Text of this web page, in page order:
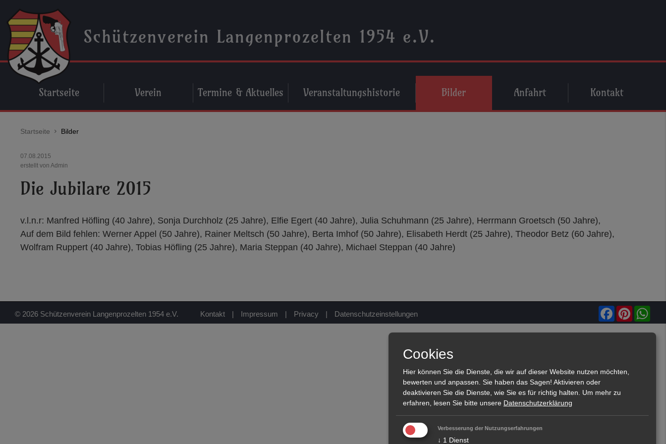
Schützenverein Langenprozelten 1954 e.V.
Startseite Verein Termine & Aktuelles Veranstaltungshistorie Bilder Anfahrt Kontakt
Startseite Bilder
07.08.2015
erstellt von Admin
Die Jubilare 2015
v.l.n.r: Manfred Höfling (40 Jahre), Sonja Durchholz (25 Jahre), Elfie Egert (40 Jahre), Julia Schuhmann (25 Jahre), Herrmann Groetsch (50 Jahre),
Auf dem Bild fehlen: Werner Appel (50 Jahre), Rainer Meltsch (50 Jahre), Berta Imhof (50 Jahre), Elisabeth Herdt (25 Jahre), Theodor Betz (60 Jahre),
Wolfram Ruppert (40 Jahre), Tobias Höfling (25 Jahre), Maria Steppan (40 Jahre), Michael Steppan (40 Jahre)
© 2026 Schützenverein Langenprozelten 1954 e.V. Kontakt | Impressum | Privacy | Datenschutzeinstellungen
Facebook
Pinterest
Cookies
Hier können Sie die Dienste, die wir auf dieser Website nutzen möchten,
bewerten und anpassen. Sie haben das Sagen! Aktivieren oder
deaktivieren Sie die Dienste, wie Sie es für richtig halten.
Um mehr zu
erfahren, lesen Sie bitte unsere Datenschutzerklärung
Verbesserung der Nutzungserfahrungen
↓ 1 Dienst